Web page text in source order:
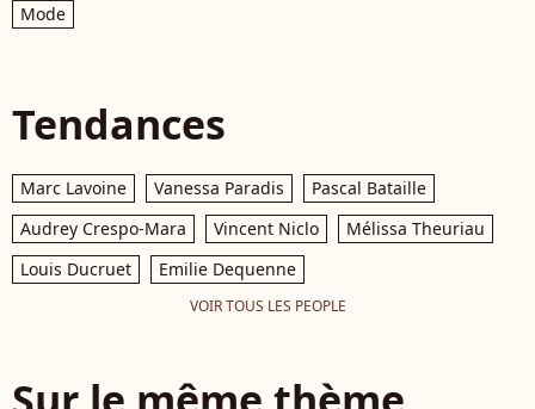
Mode
Tendances
Marc Lavoine Vanessa Paradis
Pascal Bataille
Audrey Crespo-Mara
Vincent Niclo
Mélissa Theuriau
Louis Ducruet
Emilie Dequenne
VOIR TOUS LES PEOPLE